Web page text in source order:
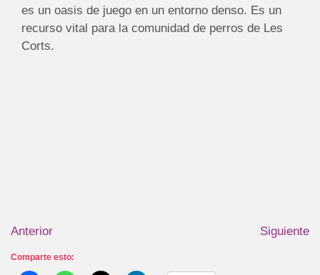
es un oasis de juego en un entorno denso. Es un
recurso vital para la comunidad de perros de Les
Corts.
Anterior Siguiente
Comparte esto: